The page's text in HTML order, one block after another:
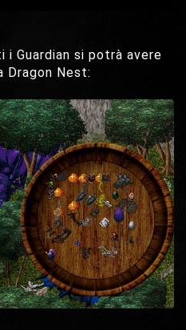
Guardian si potrà avere
Dragon Nest: